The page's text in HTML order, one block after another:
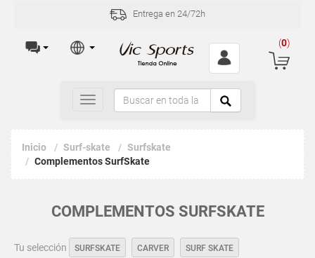
Entrega en 24/72h
(0)
Toggle
navigation
Inicio Surf-skate
Surfskate
Complementos SurfSkate
COMPLEMENTOS SURFSKATE
Tu selección SURFSKATE CARVER SURF SKATE